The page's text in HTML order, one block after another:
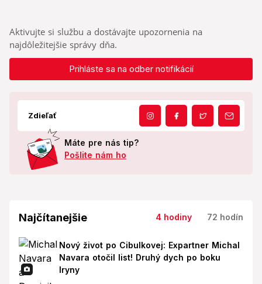
Aktivujte si službu a dostávajte upozornenia na
najdôležitejšie správy dňa.
Prihláste sa na odber notifikácií
Zdieľať
Máte pre nás tip?
Pošlite nám ho
Najčítanejšie 4 hodiny 72 hodín
Nový život po Cibulkovej: Expartner Michal
Navara otočil list! Druhý dych po boku
Iryny